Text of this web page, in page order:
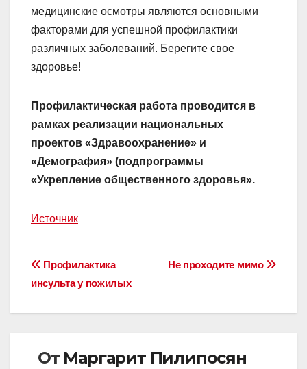
медицинские осмотры являются основными
факторами для успешной профилактики
различных заболеваний. Берегите свое
здоровье!
Профилактическая работа проводится в
рамках реализации национальных
проектов «Здравоохранение» и
«Демография» (подпрограммы
«Укрепление общественного здоровья».
Источник
Навигация
по
Не проходите мимо
Профилактика
инсульта у пожилых
От Маргарит Пилипосян